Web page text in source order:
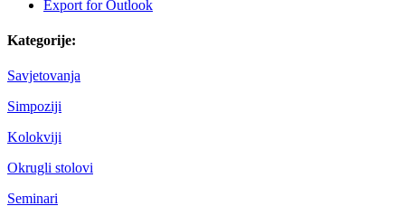
Export forOutlook
Kategorije:
Savjetovanja
Simpoziji
Kolokviji
Okrugli stolovi
Seminari